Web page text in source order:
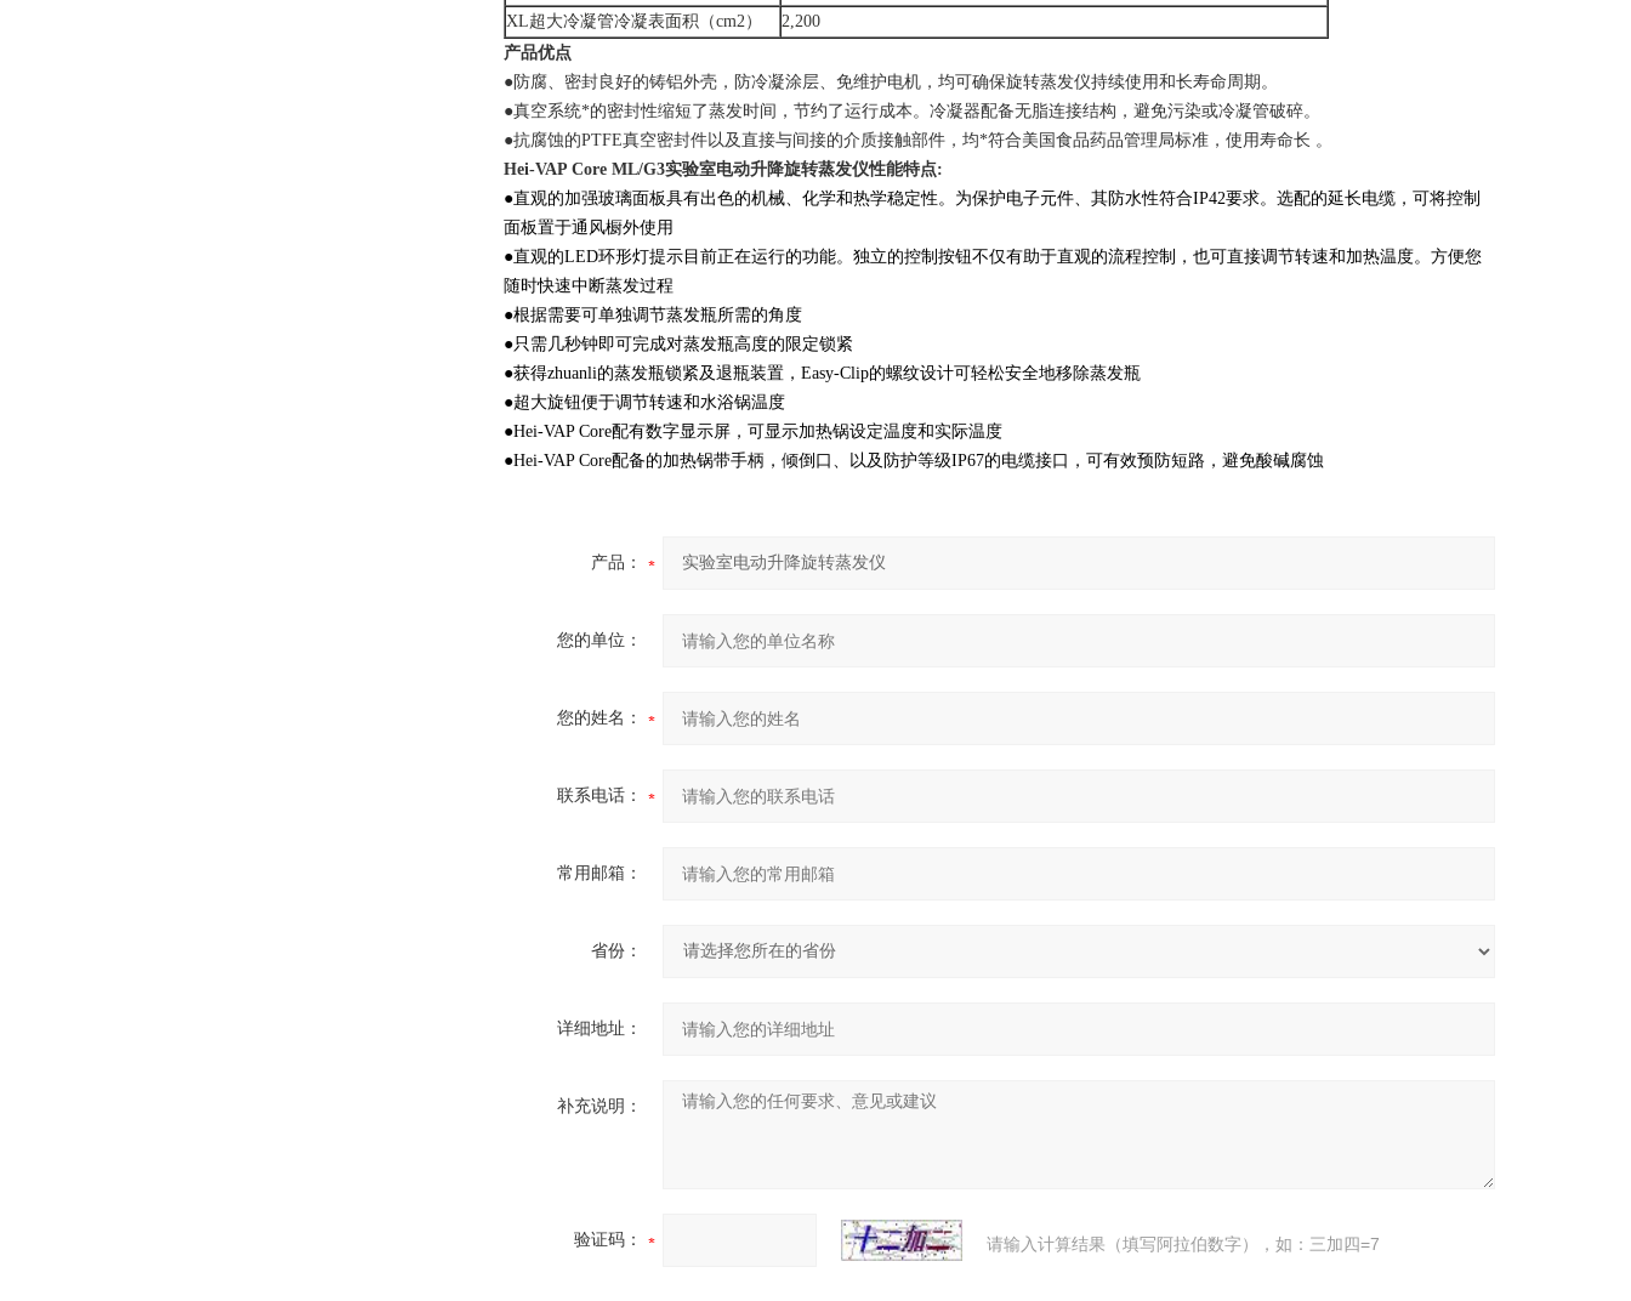
XL超大冷凝管冷凝表面积（cm2）
2,200
产品优点
●防腐、密封良好的铸铝外壳，防冷凝涂层、免维护电机，均可确保旋转蒸发仪持续使用和长寿命周期。
●真空系统*的密封性缩短了蒸发时间，节约了运行成本。冷凝器配备无脂连接结构，避免污染或冷凝管破碎。
●抗腐蚀的PTFE真空密封件以及直接与间接的介质接触部件，均*符合美国食品药品管理局标准，使用寿命长 。
Hei-VAP Core ML/G3实验室电动升降旋转蒸发仪性能特点:
●直观的加强玻璃面板具有出色的机械、化学和热学稳定性。为保护电子元件、其防水性符合IP42要求。选配的延长电缆，可将控制
面板置于通风橱外使用
●直观的LED环形灯提示目前正在运行的功能。独立的控制按钮不仅有助于直观的流程控制，也可直接调节转速和加热温度。方便您
随时快速中断蒸发过程
●根据需要可单独调节蒸发瓶所需的角度
●只需几秒钟即可完成对蒸发瓶高度的限定锁紧
●获得zhuanli的蒸发瓶锁紧及退瓶装置，Easy-Clip的螺纹设计可轻松安全地移除蒸发瓶
●超大旋钮便于调节转速和水浴锅温度
●Hei-VAP Core配有数字显示屏，可显示加热锅设定温度和实际温度
●Hei-VAP Core配备的加热锅带手柄，倾倒口、以及防护等级IP67的电缆接口，可有效预防短路，避免酸碱腐蚀
产品：
您的单位：
您的姓名：
联系电话：
常用邮箱：
省份：
详细地址：
补充说明：
验证码： 请输入计算结果（填写阿拉伯数字），如：三加四=7